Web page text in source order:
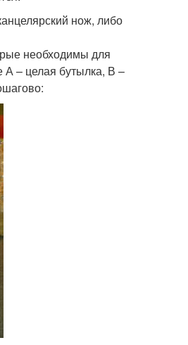
нож, либо
необходимы для
А – целая бутылка, В –